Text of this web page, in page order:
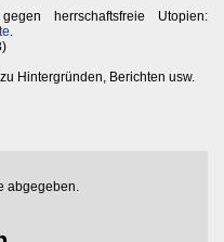
herrschaftsfreie Utopien:
.
Hintergründen, Berichten usw.
abgegeben.